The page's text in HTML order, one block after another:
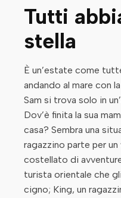
Tutti
stella
È un’estate come
andando al mare con
Sam si trova solo in
Dov’è finita la sua
casa? Sembra una
ragazzino parte per
costellato di
turista orientale che
cigno; King, un